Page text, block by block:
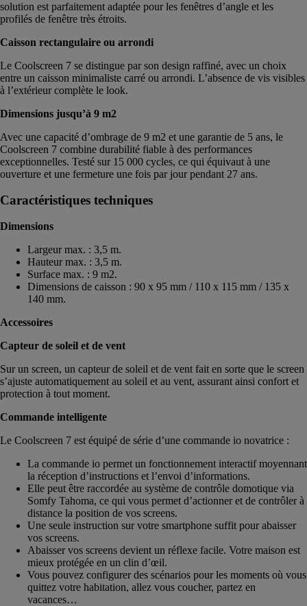
solution est parfaitement adaptée pour les fenêtres d’angle et les
profilés de fenêtre très étroits.
Caisson rectangulaire ou arrondi
Le Coolscreen 7 se distingue par son design raffiné, avec un choix
entre un caisson minimaliste carré ou arrondi. L’absence de vis visibles
à l’extérieur complète le look.
Dimensions jusqu’à 9 m2
Avec une capacité d’ombrage de 9 m2 et une garantie de 5 ans, le
Coolscreen 7 combine durabilité fiable à des performances
exceptionnelles. Testé sur 15 000 cycles, ce qui équivaut à une
ouverture et une fermeture une fois par jour pendant 27 ans.
Caractéristiques techniques
Dimensions
Largeur max. : 3,5 m.
Hauteur max. : 3,5 m.
Surface max. : 9 m2.
Dimensions de caisson : 90 x 95 mm / 110 x 115 mm / 135 x
140 mm.
Accessoires
Capteur de soleil et de vent
Sur un screen, un capteur de soleil et de vent fait en sorte que le screen
s’ajuste automatiquement au soleil et au vent, assurant ainsi confort et
protection à tout moment.
Commande intelligente
Le Coolscreen 7 est équipé de série d’une commande io novatrice :
La commande io permet un fonctionnement interactif moyennant
la réception d’instructions et l’envoi d’informations.
Elle peut être raccordée au système de contrôle domotique via
Somfy Tahoma, ce qui vous permet d’actionner et de contrôler à
distance la position de vos screens.
Une seule instruction sur votre smartphone suffit pour abaisser
vos screens.
Abaisser vos screens devient un réflexe facile. Votre maison est
mieux protégée en un clin d’œil.
Vous pouvez configurer des scénarios pour les moments où vous
quittez votre habitation, allez vous coucher, partez en
vacances…